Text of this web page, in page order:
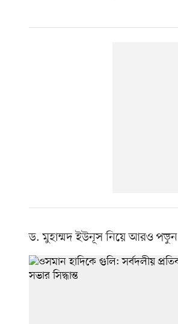
ড. মুহাম্মদ ইউনূস নিয়ে আরও পড়ুন